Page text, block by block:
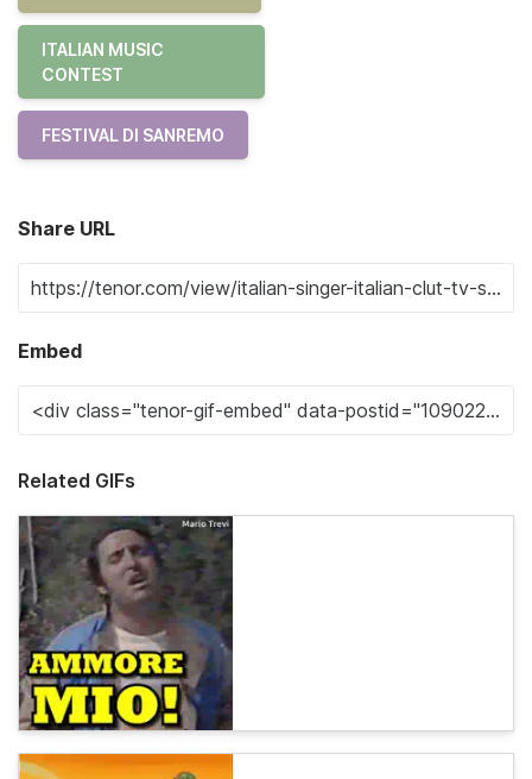
ITALIAN MUSIC
CONTEST
FESTIVAL DI SANREMO
Share URL
Embed
Related GIFs